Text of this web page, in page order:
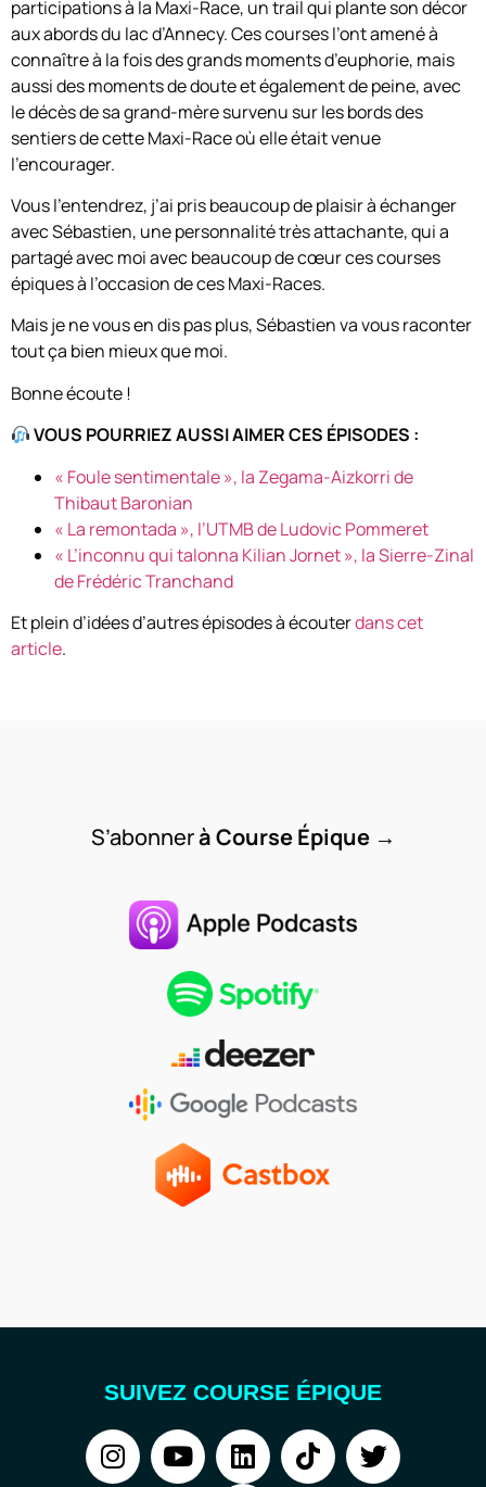
participations à la Maxi-Race, un trail qui plante son décor
aux abords du lac d’Annecy. Ces courses l’ont amené à
connaître à la fois des grands moments d’euphorie, mais
aussi des moments de doute et également de peine, avec
le décès de sa grand-mère survenu sur les bords des
sentiers de cette Maxi-Race où elle était venue
l’encourager.
Vous l’entendrez, j’ai pris beaucoup de plaisir à échanger
avec Sébastien, une personnalité très attachante, qui a
partagé avec moi avec beaucoup de cœur ces courses
épiques à l’occasion de ces Maxi-Races.
Mais je ne vous en dis pas plus, Sébastien va vous raconter
tout ça bien mieux que moi.
Bonne écoute !
VOUS POURRIEZ AUSSI AIMER CES ÉPISODES :
« Foule sentimentale », la Zegama-Aizkorri de
Thibaut Baronian
« La remontada », l’UTMB de Ludovic Pommeret
« L’inconnu qui talonna Kilian Jornet », la Sierre-Zinal
de Frédéric Tranchand
Et plein d’idées d’autres épisodes à écouterdans cet
article.
S’abonnerà Course Épique →
SUIVEZ COURSE ÉPIQUE